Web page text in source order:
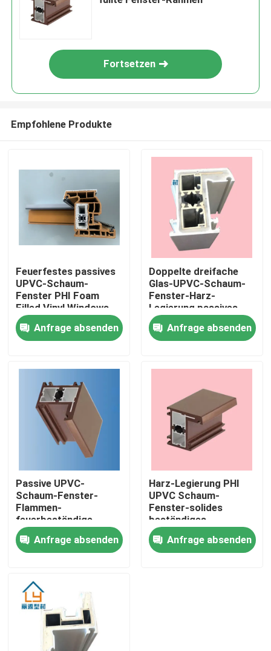
Haus
Produkte
Über uns
Fabrik-Ausflug
Qualitätskontrolle
Treten Sie mit uns in Verbindung
UPVC-Tür-Profile
UPVC-Fenster-Profile
Fortsetzen
Empfohlene Produkte
Feuerfestes passives
UPVC-Schaum-
Fenster PHI Foam
Filled Vinyl Windows
ISO9001
Anfrage absenden
Doppelte dreifache
Glas-UPVC-Schaum-
Fenster-Harz-
Legierung passives
Windows und Türen
Anfrage absenden
Passive UPVC-
Schaum-Fenster-
Flammen-
feuerbeständige
Wärmedämmung
fertigte besonders an
Anfrage absenden
Harz-Legierung PHI
UPVC Schaum-
Fenster-solides
beständiges
dreifaches Glas
Windows
Anfrage absenden